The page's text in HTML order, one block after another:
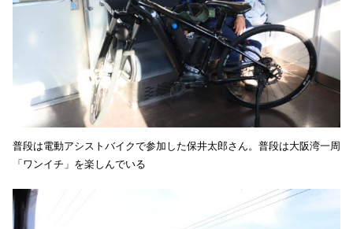
普段は電動アシストバイクで参加した保井太郎さん。普段は大阪湾一周
「ワンイチ」を楽しんでいる